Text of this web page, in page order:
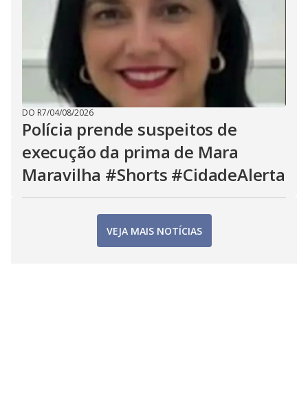
DO R7/04/08/2026
Polícia prende suspeitos de
execução da prima de Mara
Maravilha #Shorts #CidadeAlerta
VEJA MAIS NOTÍCIAS